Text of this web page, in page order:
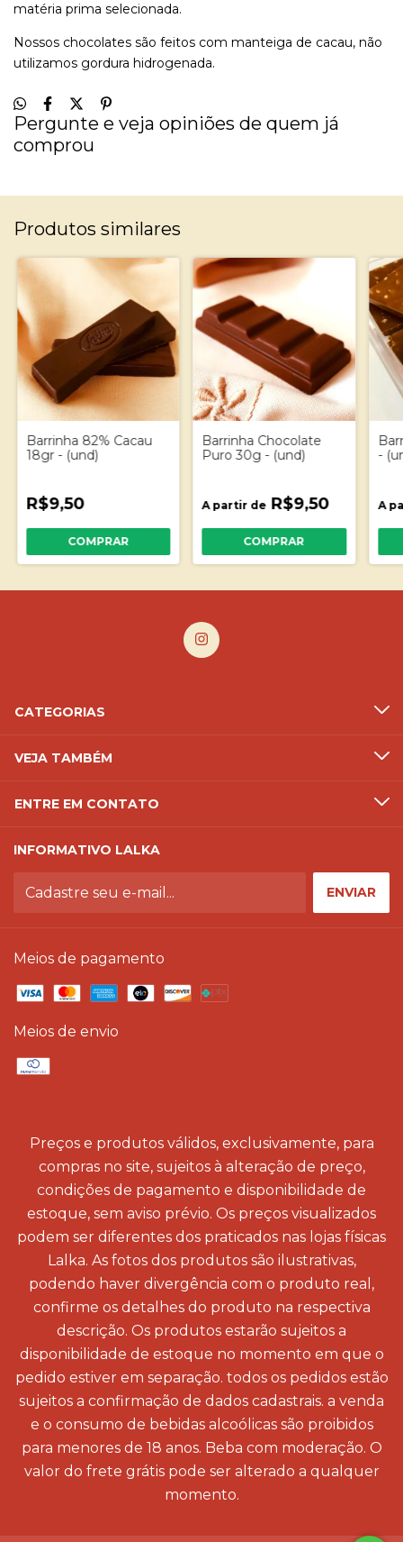
matéria prima selecionada.
Nossos chocolates são feitos com manteiga de cacau, não
utilizamos gordura hidrogenada.
Pergunte e veja opiniões de quem já
comprou
Produtos similares
Barrinha 82% Cacau
18gr - (und)
R$9,50
Barrinha Chocolate
Puro 30g - (und)
A partir de R$9,50
COMPRAR
-
A
CATEGORIAS
VEJA TAMBÉM
ENTRE EM CONTATO
INFORMATIVO LALKA
Meios de pagamento
Meios de envio
Preços e produtos válidos, exclusivamente, para
compras no site, sujeitos à alteração de preço,
condições de pagamento e disponibilidade de
estoque, sem aviso prévio. Os preços visualizados
podem ser diferentes dos praticados nas lojas físicas
Lalka. As fotos dos produtos são ilustrativas,
podendo haver divergência com o produto real,
confirme os detalhes do produto na respectiva
descrição. Os produtos estarão sujeitos a
disponibilidade de estoque no momento em que o
pedido estiver em separação. todos os pedidos estão
sujeitos a confirmação de dados cadastrais. a venda
e o consumo de bebidas alcoólicas são proibidos
para menores de 18 anos. Beba com moderação. O
valor do frete grátis pode ser alterado a qualquer
momento.